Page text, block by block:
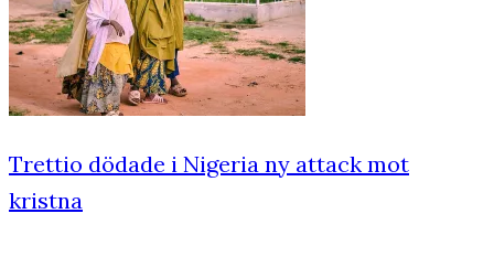
Trettio dödade i Nigeria ny attack mot
kristna